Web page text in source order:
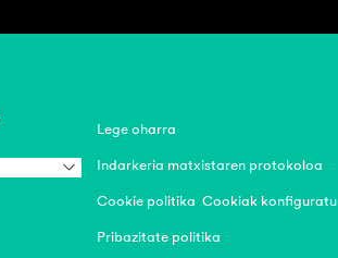
Lege oharra
Indarkeria matxistaren protokoloa
Cookie politika Cookiak konfiguratu
Pribazitate politika